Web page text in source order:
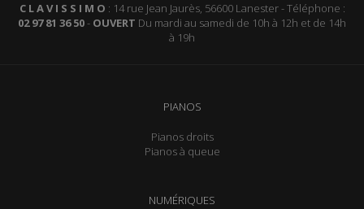
C L A V I S S I M O : 14 rue Jean Jaurès, 56600 Lanester - Téléphone :
02 97 81 36 50- OUVERT Du mardi au samedi de 10h à 12h et de 14h
à 19h
PIANOS
Pianos droits
Pianos à queue
NUMÉRIQUES